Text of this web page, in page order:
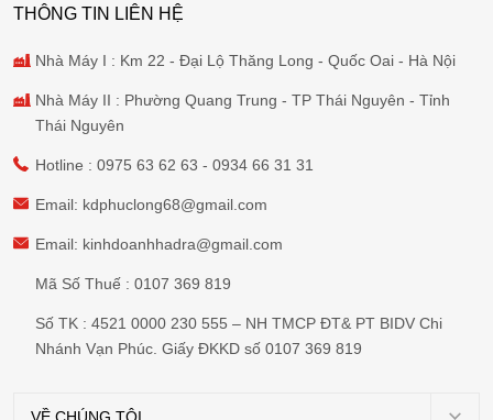
THÔNG TIN LIÊN HỆ
Nhà Máy I : Km 22 - Đại Lộ Thăng Long - Quốc Oai - Hà Nội
Nhà Máy II : Phường Quang Trung - TP Thái Nguyên - Tỉnh
Thái Nguyên
Hotline : 0975 63 62 63 - 0934 66 31 31
Email: kdphuclong68@gmail.com
Email: kinhdoanhhadra@gmail.com
Mã Số Thuế : 0107 369 819
Số TK : 4521 0000 230 555 – NH TMCP ĐT& PT BIDV Chi
Nhánh Vạn Phúc. Giấy ĐKKD số 0107 369 819
VỀ CHÚNG TÔI